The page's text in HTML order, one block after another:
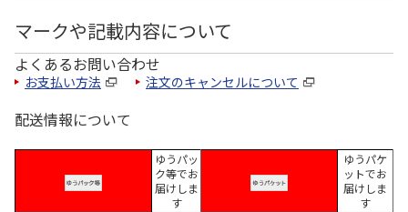
マークや記載内容について
よくあるお問い合わせ
お支払い方法 注文のキャンセルについて
配送情報について
ゆうパッ
ク等でお
届けしま
す
ゆうパケ
ットでお
届けしま
す